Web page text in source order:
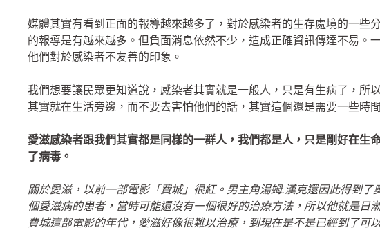
媒體其實有看到正面的報導越來越多了，對於感染者的生存處境的一些
的報導是有越來越多。但負面消息依然不少，造成正確資訊傳達不易。
他們對於感染者不友善的印象。
我們想要讓民眾更知道說，感染者其實就是一般人，只是有生病了，所
其實就在生活旁邊，而不要去害怕他們的話，其實這個還是需要一些時間
愛滋感染者跟我們其實都是同樣的一群人，我們都是人，只是剛好在生
了病毒。
關於愛滋，以前一部電影「費城」很紅。男主角湯姆.漢克還因此得到了
個愛滋病的患者，當時可能還沒有一個很好的治療方法，所以他就是日
費城這部電影的年代，愛滋好像很難以治療，到現在是不是已經到了可